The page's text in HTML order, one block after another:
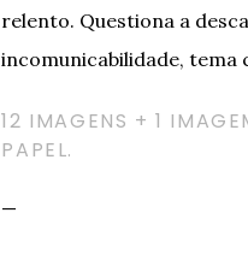
relento. Questiona a
incomunicabilidade, tema
12 IMAGENS + 1
PAPEL.
—